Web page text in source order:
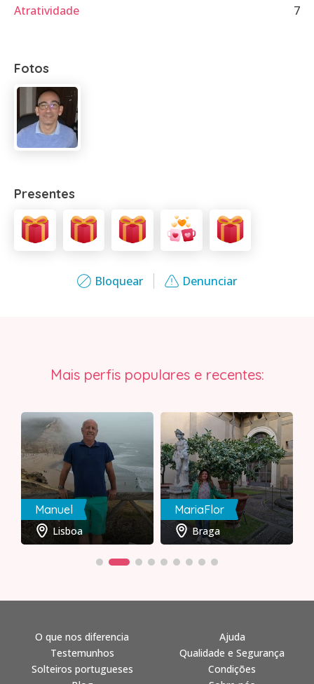
Bloquear Denunciar
Atratividade
7
Fotos
Presentes
Mais perfis populares e recentes:
Manuel
Lisboa
MariaFlor
Braga
O que nos diferencia
Testemunhos
Solteiros portugueses
Ajuda
Qualidade e Segurança
Condições